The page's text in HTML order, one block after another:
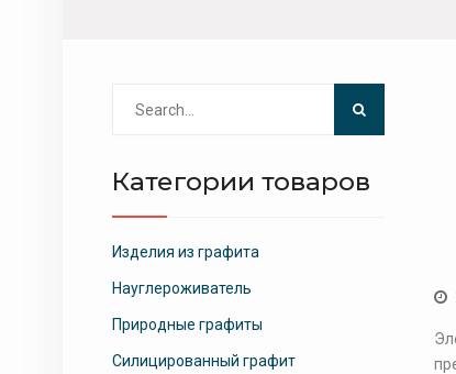
Категории товаров
Изделия из графита
Науглероживатель
Природные графиты
Силицированный графит